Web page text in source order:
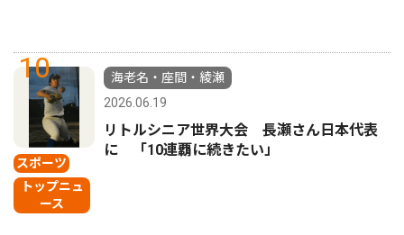
10
スポーツ
トップニュ
ース
海老名・座間・綾瀬
2026.06.19
リトルシニア世界大会 長瀬さん日本代表
に 「10連覇に続きたい」